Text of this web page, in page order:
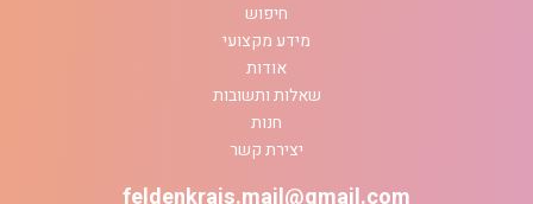
חיפוש
מידע מקצועי
אודות
שאלות ותשובות
חנות
יצירת קשר